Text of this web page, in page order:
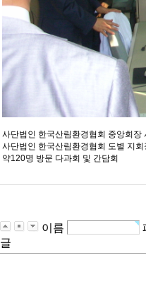
사단법인 한국산림환경협회 중앙회장
사단법인 한국산림환경협회 도별 지회
약120명 방문 다과회 및 간담회
이름
글